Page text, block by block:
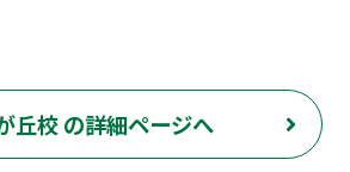
丘校 の詳細ページへ